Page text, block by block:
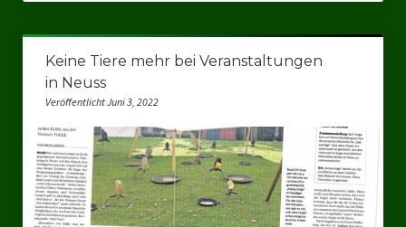
Keine Tiere mehr bei Veranstaltungen
in Neuss
Veröffentlicht Juni 3, 2022